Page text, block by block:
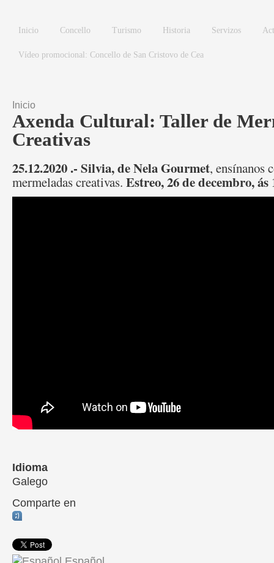
Inicio Concello Turismo Historia Servizos
Vídeo promocional: Concello de San Cristovo de Cea
Vostede está aquí
Inicio
Axenda Cultural: Taller de
Creativas
25.12.2020 .- Silvia, de Nela Gourmet, ensínanos
mermeladas creativas. Estreo, 26 de decembro, ás
Idioma
Galego
Comparte en